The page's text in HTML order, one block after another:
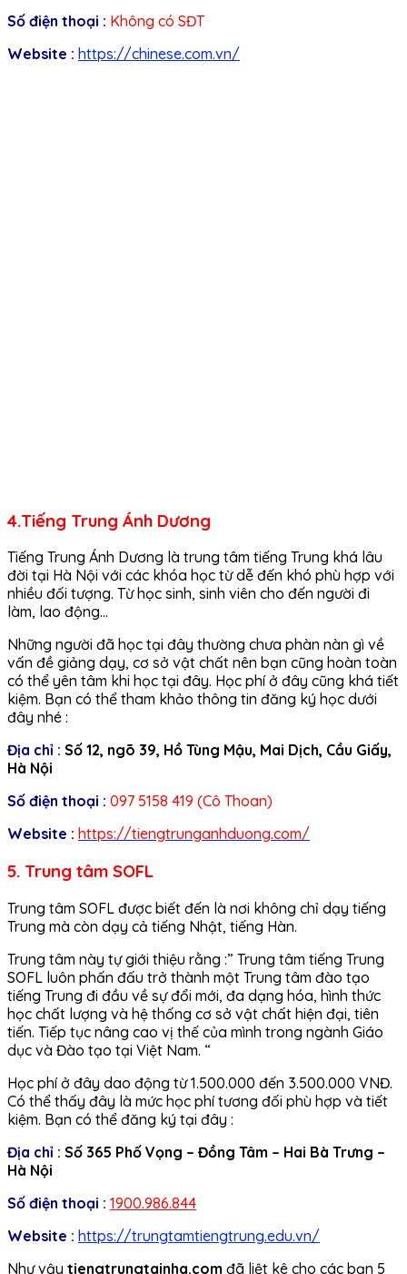
Số điện thoại : Không có SĐT
Website : https://chinese.com.vn/
4.Tiếng Trung Ánh Dương
Tiếng Trung Ánh Dương là trung tâm tiếng Trung khá lâu
đời tại Hà Nội với các khóa học từ dễ đến khó phù hợp với
nhiều đối tượng. Từ học sinh, sinh viên cho đến người đi
làm, lao động…
Những người đã học tại đây thường chưa phàn nàn gì về
vấn đề giảng dạy, cơ sở vật chất nên bạn cũng hoàn toàn
có thể yên tâm khi học tại đây. Học phí ở đây cũng khá tiết
kiệm. Bạn có thể tham khảo thông tin đăng ký học dưới
đây nhé :
Địa chỉ : Số 12, ngõ 39, Hồ Tùng Mậu, Mai Dịch, Cầu Giấy,
Hà Nội
Số điện thoại : 097 5158 419 (Cô Thoan)
Website : https://tiengtrunganhduong.com/
5. Trung tâm SOFL
Trung tâm SOFL được biết đến là nơi không chỉ dạy tiếng
Trung mà còn dạy cả tiếng Nhật, tiếng Hàn.
Trung tâm này tự giới thiệu rằng :” Trung tâm tiếng Trung
SOFL luôn phấn đấu trở thành một Trung tâm đào tạo
tiếng Trung đi đầu về sự đổi mới, đa dạng hóa, hình thức
học chất lượng và hệ thống cơ sở vật chất hiện đại, tiên
tiến. Tiếp tục nâng cao vị thế của mình trong ngành Giáo
dục và Đào tạo tại Việt Nam. “
Học phí ở đây dao động từ 1.500.000 đến 3.500.000 VNĐ.
Có thể thấy đây là mức học phí tương đối phù hợp và tiết
kiệm. Bạn có thể đăng ký tại đây :
Địa chỉ : Số 365 Phố Vọng – Đồng Tâm – Hai Bà Trưng –
Hà Nội
Số điện thoại : 1900.986.844
Website : https://trungtamtiengtrung.edu.vn/
Như vậy tiengtrungtainha.com đã liệt kê cho các bạn 5